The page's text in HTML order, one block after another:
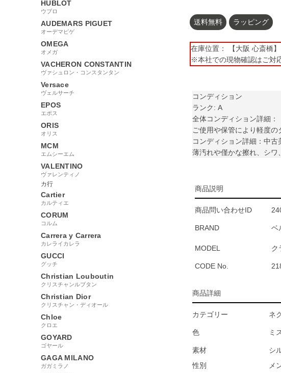
HUBLOT
ウブロ
AUDEMARS PIGUET
オーデマピゲ
OMEGA
オメガ
VACHERON CONSTANTIN
ヴァシュロン・コンスタンタン
Versace
ヴェルサーチ
EPOS
エポス
ORIS
オリス
MCM
エムシーエム
VALENTINO
ヴァレンティノ
カ行
Cartier
カルティエ
CORUM
コルム
Carrera y Carrera
カレライカレラ
GUCCI
グッチ
Christian Louboutin
クリスチャンルブタン
Christian Dior
クリスチャン・ディオール
Chloe
クロエ
GOYARD
ゴヤール
GAGA MILANO
ガガミラノ
送料無料 ラッピング
在庫位置： 【大阪 心斎橋
※本社での現物確認はご対
コンディション
ランク: A
全体コンディション詳細：
ご使用や保管により軽度
コンディション詳細：中古
薄汚れや僅かな擦れ、シワ
商品説明
商品問い合わせID
BRAND ベ
MODEL ク
CODE No.
商品詳細
カテゴリー ネ
色 ミ
素材
シ
性別
メ